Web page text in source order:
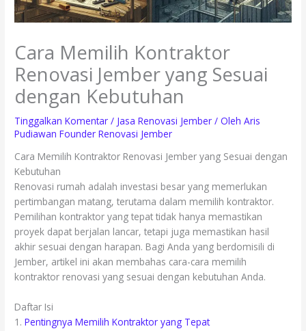
Cara Memilih Kontraktor
Renovasi Jember yang Sesuai
dengan Kebutuhan
Tinggalkan Komentar / Jasa Renovasi Jember / OlehAris
Pudiawan Founder Renovasi Jember
Cara Memilih Kontraktor Renovasi Jember yang Sesuai dengan
Kebutuhan
Renovasi rumah adalah investasi besar yang memerlukan
pertimbangan matang, terutama dalam memilih kontraktor.
Pemilihan kontraktor yang tepat tidak hanya memastikan
proyek dapat berjalan lancar, tetapi juga memastikan hasil
akhir sesuai dengan harapan. Bagi Anda yang berdomisili di
Jember, artikel ini akan membahas cara-cara memilih
kontraktor renovasi yang sesuai dengan kebutuhan Anda.
Daftar Isi
1.Pentingnya Memilih Kontraktor yang Tepat